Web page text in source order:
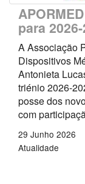
para
A Associação
Dispositivos
Antonieta
triénio 2026-
posse dos
com
29 Junho 2026
Atualidade